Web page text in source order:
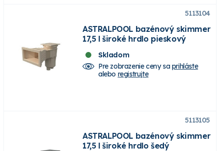
5113104
ASTRALPOOL bazénový skimmer
17,5 l široké hrdlo pieskový
Skladom
Pre zobrazenie ceny saprihláste
alebo registrujte
5113105
ASTRALPOOL bazénový skimmer
17,5 l široké hrdlo šedý